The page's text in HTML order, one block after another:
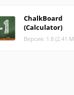
ChalkBoard
(Calculator)
Версия: 1.8 (2.41